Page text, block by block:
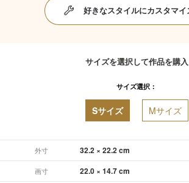
好きなスタイルにカスタマイ
サイズを選択して作品を購入
サイズ選択：
Sサイズ Mサイズ
外寸 32.2 × 22.2 cm
画寸 22.0 × 14.7 cm